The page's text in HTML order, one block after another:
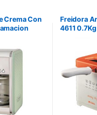
Crema Con
Freidora
4611 0.7Kg